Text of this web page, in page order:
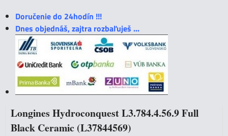
Doručenie do 24hodín !!!
Dnes objednáš, zajtra rozbaľuješ ...
Longines Hydroconquest L3.784.4.56.9 Full
Black Ceramic (L37844569)